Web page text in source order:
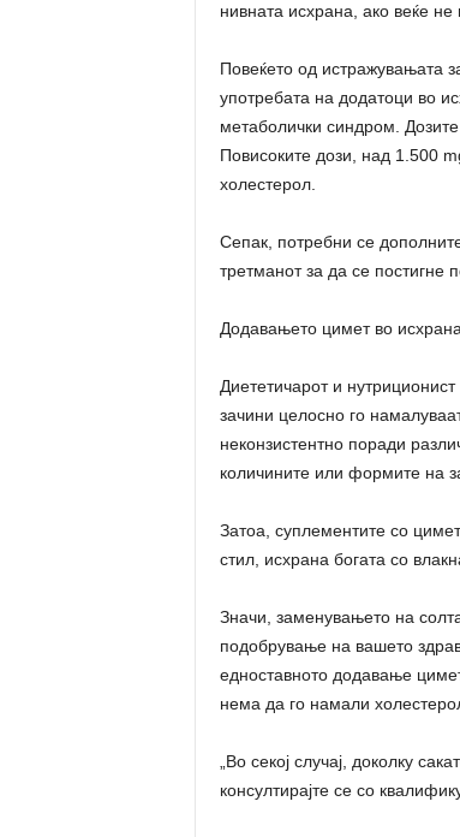
нивната исхрана, ако веќе не
Повеќето од истражувањата
употребата на додатоци во
метаболички синдром.
Повисоките дози, над 1.500
холестерол.
Сепак, потребни се
третманот за да се постигне
Додавањето цимет во
Диететичарот и
зачини целосно го
неконзистентно поради
количините или формите на
Затоа, суплементите со
стил, исхрана богата со
Значи, заменувањето на
подобрување на вашето
едноставното додавање
нема да го намали
„Во секој случај, доколку
консултирајте се со